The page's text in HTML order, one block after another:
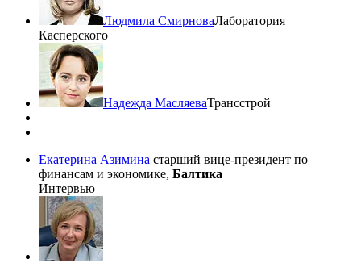
Людмила СмирноваЛаборатория
Касперского
Надежда МасляеваТрансстрой
Екатерина Азимина старший вице-президент по
финансам и экономике, Балтика
Интервью